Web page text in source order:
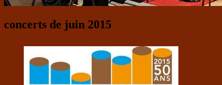
concerts de juin 2015